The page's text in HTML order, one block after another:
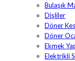
Bulaşık
Dişliler
Döner
Döner
Ekmek
Elektrikli